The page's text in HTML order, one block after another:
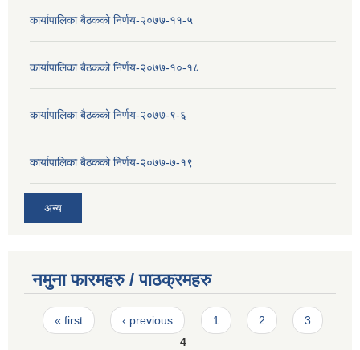
कार्यापालिका बैठकको निर्णय-२०७७-११-५
कार्यापालिका बैठकको निर्णय-२०७७-१०-१८
कार्यापालिका बैठकको निर्णय-२०७७-९-६
कार्यापालिका बैठकको निर्णय-२०७७-७-१९
अन्य
नमुना फारमहरु / पाठक्रमहरु
Pages
« first ‹ previous 1 2
3
4